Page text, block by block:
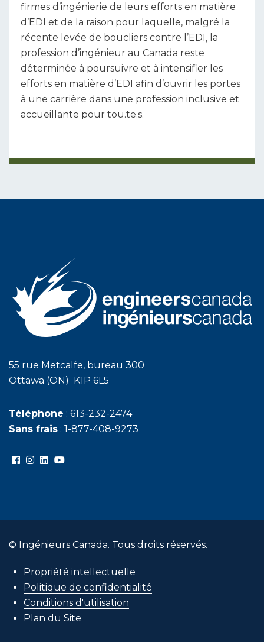
firmes d’ingénierie de leurs efforts en matière
d’EDI et de la raison pour laquelle, malgré la
récente levée de boucliers contre l’EDI, la
profession d’ingénieur au Canada reste
déterminée à poursuivre et à intensifier les
efforts en matière d’EDI afin d’ouvrir les portes
à une carrière dans une profession inclusive et
accueillante pour tou.te.s.
55 rue Metcalfe, bureau 300
Ottawa (ON) K1P 6L5
Téléphone : 613-232-2474
Sans frais : 1-877-408-9273
© Ingénieurs Canada. Tous droits réservés.
Propriété intellectuelle
Politique de confidentialité
Conditions d'utilisation
Plan du Site